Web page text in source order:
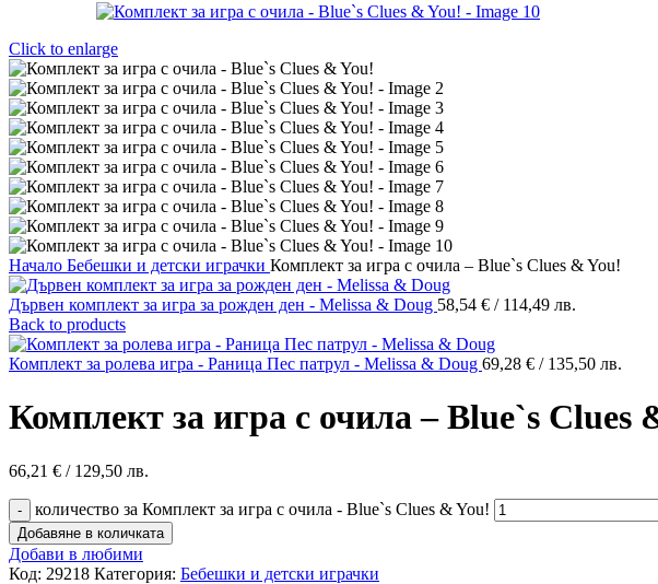
Click to enlarge
Начало Бебешки и детски играчки Комплект за игра с очила – Blue`s Clues & You!
Дървен комплект за игра за рожден ден - Melissa & Doug 58,54 € / 114,49 лв.
Back to products
Комплект за ролева игра - Раница Пес патрул - Melissa & Doug 69,28 € / 135,50 лв.
Комплект за игра с очила – Blue`s Clues
66,21 € / 129,50 лв.
количество за Комплект за игра с очила - Blue`s Clues & You!
Добавяне в количката
Добави в любими
Код: 29218 Категория: Бебешки и детски играчки